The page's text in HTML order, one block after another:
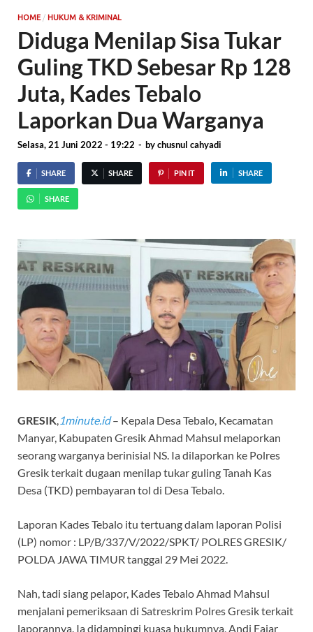
HOME / HUKUM & KRIMINAL
Diduga Menilap Sisa Tukar
Guling TKD Sebesar Rp 128
Juta, Kades Tebalo
Laporkan Dua Warganya
Selasa, 21 Juni 2022 - 19:22 - bychusnul cahyadi
SHARE SHARE PIN IT SHARE
SHARE
GRESIK 1minute.id– Kepala Desa Tebalo, Kecamatan
Manyar, Kabupaten Gresik Ahmad Mahsul melaporkan
seorang warganya berinisial NS. Ia dilaporkan ke Polres
Gresik terkait dugaan menilap tukar guling Tanah Kas
Desa (TKD) pembayaran tol di Desa Tebalo.
Laporan Kades Tebalo itu tertuang dalam laporan Polisi
(LP) nomor : LP/B/337/V/2022/SPKT/ POLRES GRESIK/
POLDA JAWA TIMUR tanggal 29 Mei 2022.
Nah, tadi siang pelapor, Kades Tebalo Ahmad Mahsul
menjalani pemeriksaan di Satreskrim Polres Gresik terkait
laporannya. Ia didampingi kuasa hukumnya, Andi Fajar